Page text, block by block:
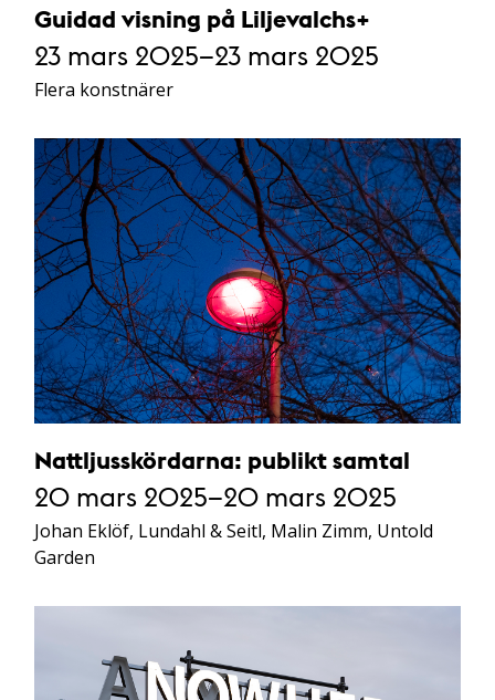
Guidad visning på Liljevalchs+
23 mars 2025–23 mars 2025
Flera konstnärer
Nattljusskördarna: publikt samtal
20 mars 2025–20 mars 2025
Johan Eklöf, Lundahl & Seitl, Malin Zimm, Untold
Garden